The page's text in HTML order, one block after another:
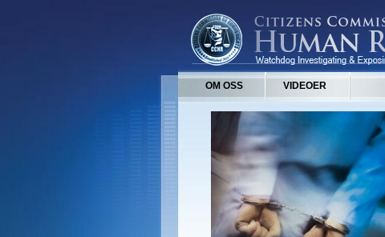
OM OSS VIDEOER